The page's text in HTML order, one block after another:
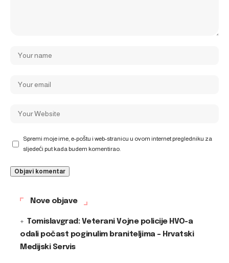
Spremi moje ime, e-poštu i web-stranicu u ovom internet pregledniku za
sljedeći put kada budem komentirao.
Nove objave
Tomislavgrad: Veterani Vojne policije HVO-a
odali počast poginulim braniteljima – Hrvatski
Medijski Servis